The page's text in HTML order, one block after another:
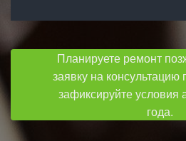
Планируете ремонт
заявку на
зафиксируйте условия
года.